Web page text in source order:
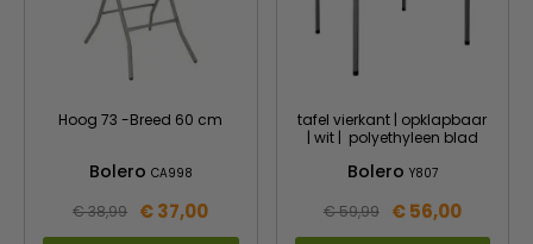
Hoog 73 -Breed 60 cm
Bolero CA998
€ 38,99 € 37,00
tafel vierkant | opklapbaar
| wit | polyethyleen blad
Bolero Y807
€ 59,99 € 56,00